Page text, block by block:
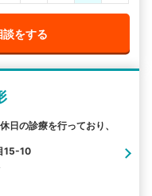
をする
日の診療を行っており、
15-10